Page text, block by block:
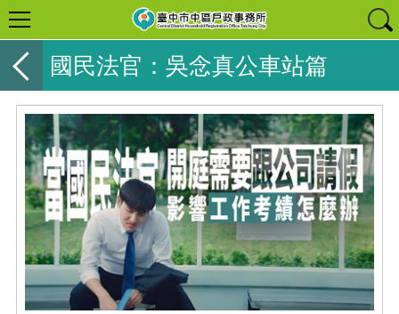
國民法官：吳念真公車站篇